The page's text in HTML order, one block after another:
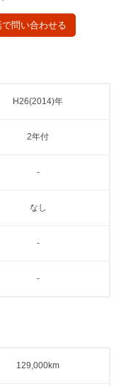
で問い合わせる
H26(2014)年
2年付
-
なし
-
-
129,000km